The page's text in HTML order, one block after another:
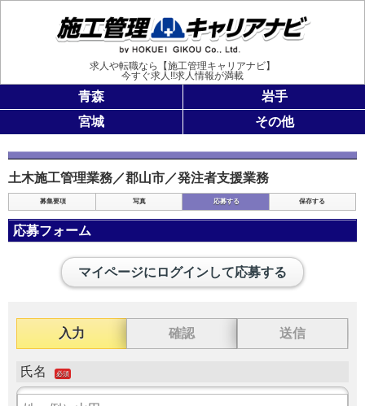
求人や転職なら【施工管理キャリアナビ】
今すぐ求人!!求人情報が満載
青森
岩手
宮城
その他
土木施工管理業務／郡山市／発注者支援業務
募集要項 写真 応募する 保存する
応募フォーム
マイページにログインして応募する
入力 確認 送信
氏名 必須